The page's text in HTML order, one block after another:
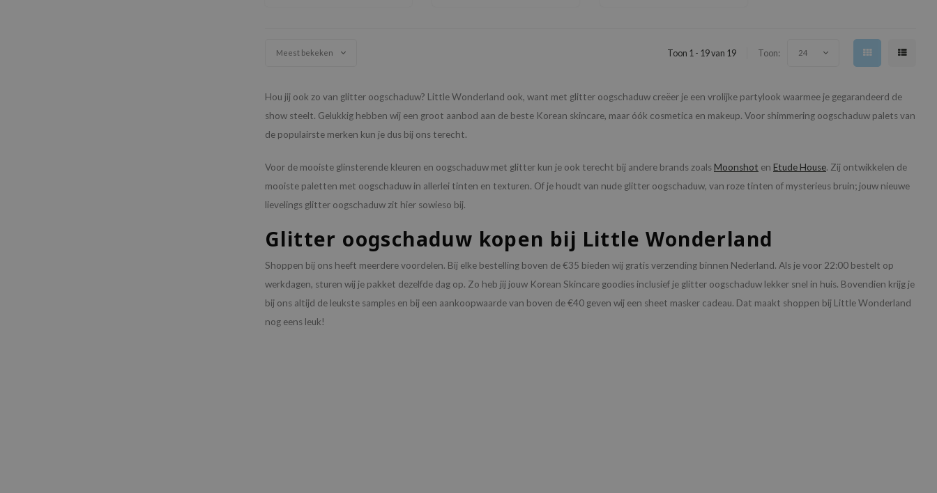
Meest bekeken Toon 1 - 19 van 19 Toon: 24
Hou jij ook zo van glitter oogschaduw? Little Wonderland ook, want met glitter oogschaduw creëer je een vrolijke partylook waarmee je gegarandeerd de
show steelt. Gelukkig hebben wij een groot aanbod aan de beste Korean skincare, maar óók cosmetica en makeup. Voor shimmering oogschaduw palets van
de populairste merken kun je dus bij ons terecht.
Voor de mooiste glinsterende kleuren en oogschaduw met glitter kun je ook terecht bij andere brands zoalsMoonshot en Etude House. Zij ontwikkelen de
mooiste paletten met oogschaduw in allerlei tinten en texturen. Of je houdt van nude glitter oogschaduw, van roze tinten of mysterieus bruin; jouw nieuwe
lievelings glitter oogschaduw zit hier sowieso bij.
Glitter oogschaduw kopen bij Little Wonderland
Shoppen bij ons heeft meerdere voordelen. Bij elke bestelling boven de €35 bieden wij gratis verzending binnen Nederland. Als je voor 22:00 bestelt op
werkdagen, sturen wij je pakket dezelfde dag op. Zo heb jij jouw Korean Skincare goodies inclusief je glitter oogschaduw lekker snel in huis. Bovendien krijg je
bij ons altijd de leukste samples en bij een aankoopwaarde van boven de €40 geven wij een sheet masker cadeau. Dat maakt shoppen bij Little Wonderland
nog eens leuk!